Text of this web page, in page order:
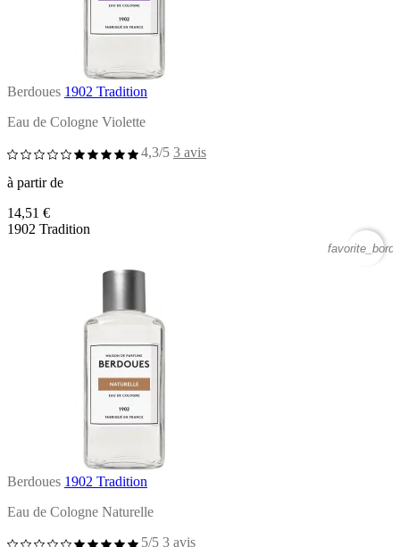
Berdoues 1902 Tradition
Eau de Cologne Violette
4,3/5 3 avis
à partir de
14,51 €
1902 Tradition
Berdoues 1902 Tradition
Eau de Cologne Naturelle
5/5 3 avis